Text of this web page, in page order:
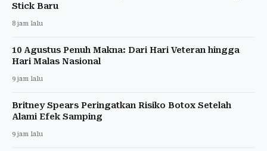
Stick Baru
8 jam lalu
10 Agustus Penuh Makna: Dari Hari Veteran hingga
Hari Malas Nasional
9 jam lalu
Britney Spears Peringatkan Risiko Botox Setelah
Alami Efek Samping
9 jam lalu